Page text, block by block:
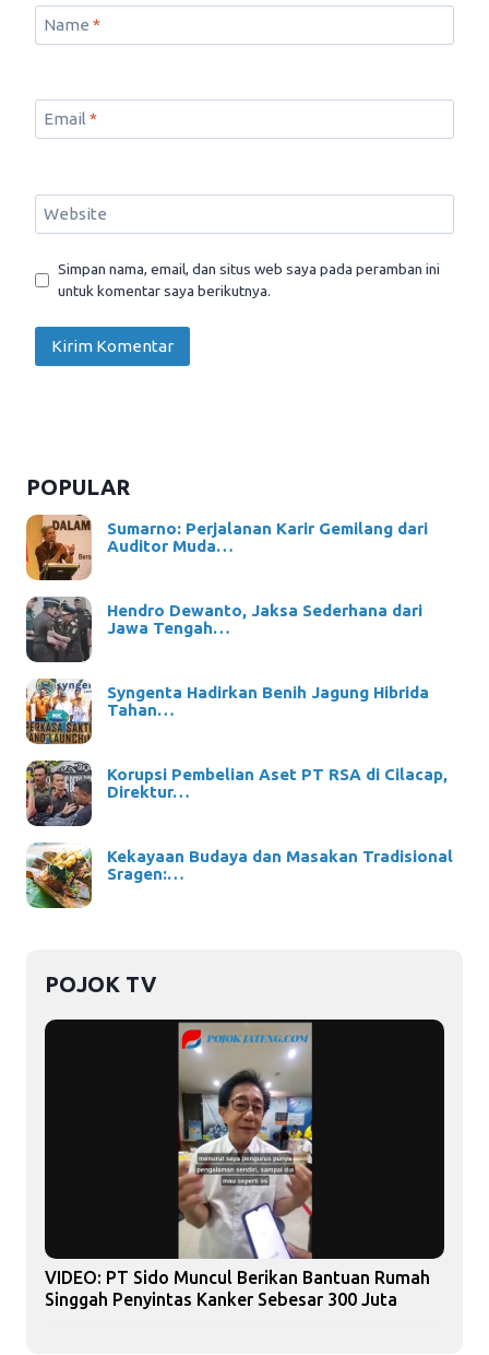
Name *
Email *
Website
Simpan nama, email, dan situs web saya pada peramban ini
untuk komentar saya berikutnya.
POPULAR
Sumarno: Perjalanan Karir Gemilang dari
Auditor Muda…
Hendro Dewanto, Jaksa Sederhana dari
Jawa Tengah…
Syngenta Hadirkan Benih Jagung Hibrida
Tahan…
Korupsi Pembelian Aset PT RSA di Cilacap,
Direktur…
Kekayaan Budaya dan Masakan Tradisional
Sragen:…
POJOK TV
VIDEO: PT Sido Muncul Berikan Bantuan Rumah
Singgah Penyintas Kanker Sebesar 300 Juta